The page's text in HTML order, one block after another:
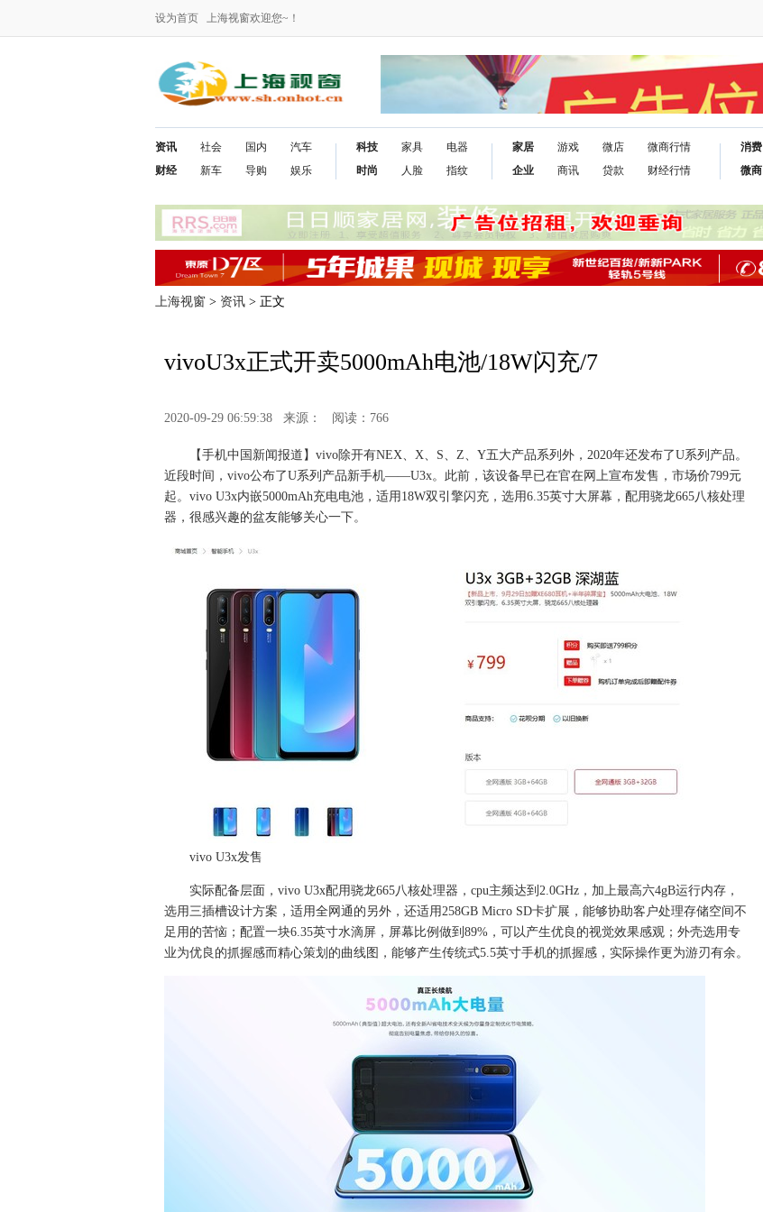
设为首页 上海视窗欢迎您~！
资讯
财经
社会
新车
国内
导购
汽车
娱乐
科技
时尚
家具
人脸
电器
指纹
家居
企业
游戏
商讯
微店
贷款
微商行情
财经行情
消费
微商
上海视窗 > 资讯 > 正文
vivoU3x正式开卖5000mAh电池/18W闪充/7
2020-09-29 06:59:38 来源： 阅读：766
【手机中国新闻报道】vivo除开有NEX、X、S、Z、Y五大产品系列外，2020年还发布了U系列产品。
近段时间，vivo公布了U系列产品新手机——U3x。此前，该设备早已在官在网上宣布发售，市场价799元
起。vivo U3x内嵌5000mAh充电电池，适用18W双引擎闪充，选用6.35英寸大屏幕，配用骁龙665八核处理
器，很感兴趣的盆友能够关心一下。
vivo U3x发售
实际配备层面，vivo U3x配用骁龙665八核处理器，cpu主频达到2.0GHz，加上最高六4gB运行内存，
选用三插槽设计方案，适用全网通的另外，还适用258GB Micro SD卡扩展，能够协助客户处理存储空间不
足用的苦恼；配置一块6.35英寸水滴屏，屏幕比例做到89%，可以产生优良的视觉效果感观；外壳选用专
业为优良的抓握感而精心策划的曲线图，能够产生传统式5.5英寸手机的抓握感，实际操作更为游刃有余。